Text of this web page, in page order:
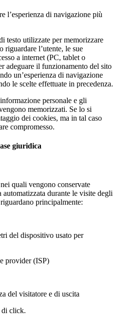
l’esperienza di navigazione più
testo utilizzate per memorizzare
riguardare l’utente, le sue
a internet (PC, tablet o
adeguare il funzionamento del sito
un’esperienza di navigazione
le scelte effettuate in precedenza.
personale e gli
memorizzati. Se lo si
dei cookies, ma in tal caso
compromesso.
giuridica
quali vengono conservate
durante le visite degli
principalmente:
dispositivo usato per
(ISP)
visitatore e di uscita
click.